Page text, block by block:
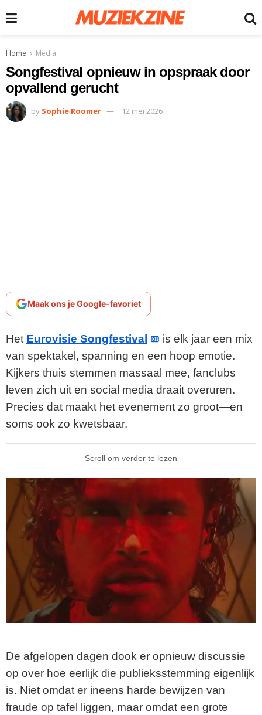
Home Media
Songfestival opnieuw in opspraak door
opvallend gerucht
by Sophie Roomer 12 mei 2026
Maak ons je Google-favoriet
Het Eurovisie Songfestival
is elk jaar een mix
van spektakel, spanning en een hoop emotie.
Kijkers thuis stemmen massaal mee, fanclubs
leven zich uit en social media draait overuren.
Precies dat maakt het evenement zo groot—en
soms ook zo kwetsbaar.
Scroll om verder te lezen
De afgelopen dagen dook er opnieuw discussie
op over hoe eerlijk die publieksstemming eigenlijk
is. Niet omdat er ineens harde bewijzen van
fraude op tafel liggen, maar omdat een grote